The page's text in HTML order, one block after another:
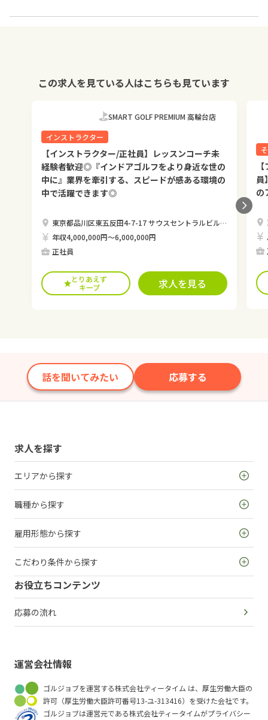
この求人を見ている人はこちらも見ています
SMART GOLF PREMIUM 高輪台店
インストラクター
【インストラクター/正社員】レッスンコーチ未
経験者歓迎◎『インドアゴルフをより身近な世の
中に』業界を牽引する、スピードが感ある環境の
中で活躍できます◎
東京都品川区東五反田4-7-17 サウスセントラルビル 2F
年収4,000,000円〜6,000,000円
正社員
とりあえず
キープ
求人を見る
員
の
話を聞いてみたい 応募する
求人を探す
エリアから探す
職種から探す
雇用形態から探す
こだわり条件から探す
お役立ちコンテンツ
応募の流れ
運営会社情報
ゴルジョブを運営する株式会社ティータイム は、厚生労働大臣の
許可（厚生労働大臣許可番号13-ユ-313416）を受けた会社です。
ゴルジョブは運営元である株式会社ティータイムがプライバシー